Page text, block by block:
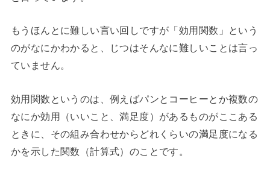
もうほんとに難しい言い回しですが「効用関数」という
のがなにかわかると、じつはそんなに難しいことは言っ
ていません。
効用関数というのは、例えばパンとコーヒーとか複数の
なにか効用（いいこと、満足度）があるものがここある
ときに、その組み合わせからどれくらいの満足度になる
かを示した関数（計算式）のことです。